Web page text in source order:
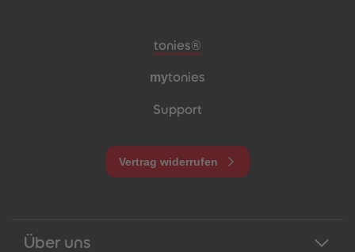
Meta-Navigation Footer
tonies®
mytonies
Support
Vertrag widerrufen
Über uns